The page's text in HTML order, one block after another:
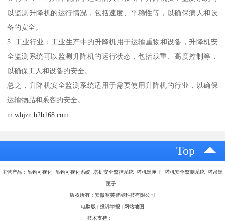
以监测升降机的运行情况，包括速度、平稳性等，以确保病人和设
备的安全。
5. 工业行业：工业生产中的升降机用于运输重物和设备，升降机安
全监测系统可以监测升降机的运行状态，包括载重、高度控制等，
以确保工人和设备的安全。
总之，升降机安全监测系统适用于需要使用升降机的行业，以确保
运输物品和乘客的安全。
m.whjzn.b2b168.com
Top
主营产品：吊钩可视化 吊钩可视化系统 塔机安全监控系统 塔机黑匣子 塔机安全监测系统 塔吊黑
匣子
版权所有：安徽赛芙智能科技有限公司
电脑版 投诉举报 网站地图
技术支持：